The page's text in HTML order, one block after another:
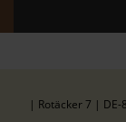
| Rotäcker 7 |